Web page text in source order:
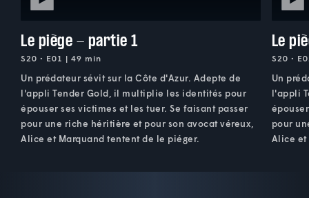
Le piège - partie 1
S20 • E01 | 49 min
Un prédateur sévit sur la Côte d'Azur. Adepte de
l'appli Tender Gold, il multiplie les identités pour
épouser ses victimes et les tuer. Se faisant passer
pour une riche héritière et pour son avocat véreux,
Alice et Marquand tentent de le piéger.
Le
S20 •
Un
l'appli
pour
Alice et